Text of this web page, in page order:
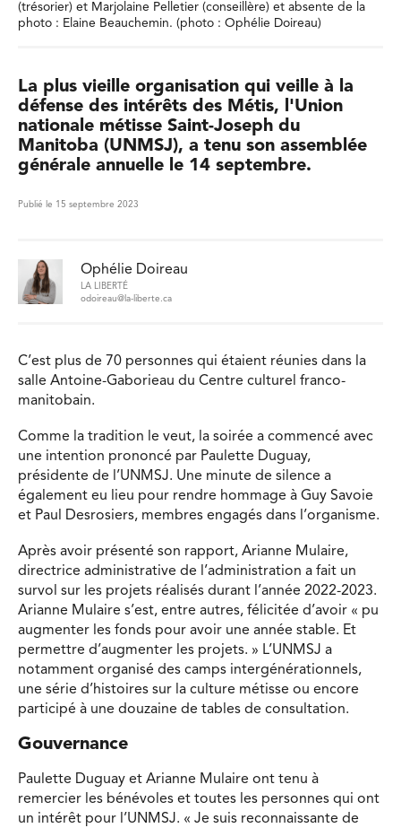
(trésorier) et Marjolaine Pelletier (conseillère) et absente de la
photo : Elaine Beauchemin. (photo : Ophélie Doireau)
La plus vieille organisation qui veille à la
défense des intérêts des Métis, l'Union
nationale métisse Saint-Joseph du
Manitoba (UNMSJ), a tenu son assemblée
générale annuelle le 14 septembre.
Publié le 15 septembre 2023
Ophélie Doireau
LA LIBERTÉ
odoireau@la-liberte.ca
C’est plus de 70 personnes qui étaient réunies dans la
salle Antoine-Gaborieau du Centre culturel franco-
manitobain.
Comme la tradition le veut, la soirée a commencé avec
une intention prononcé par Paulette Duguay,
présidente de l’UNMSJ. Une minute de silence a
également eu lieu pour rendre hommage à Guy Savoie
et Paul Desrosiers, membres engagés dans l’organisme.
Après avoir présenté son rapport, Arianne Mulaire,
directrice administrative de l’administration a fait un
survol sur les projets réalisés durant l’année 2022-2023.
Arianne Mulaire s’est, entre autres, félicitée d’avoir « pu
augmenter les fonds pour avoir une année stable. Et
permettre d’augmenter les projets. » L’UNMSJ a
notamment organisé des camps intergénérationnels,
une série d’histoires sur la culture métisse ou encore
participé à une douzaine de tables de consultation.
Gouvernance
Paulette Duguay et Arianne Mulaire ont tenu à
remercier les bénévoles et toutes les personnes qui ont
un intérêt pour l’UNMSJ. « Je suis reconnaissante de